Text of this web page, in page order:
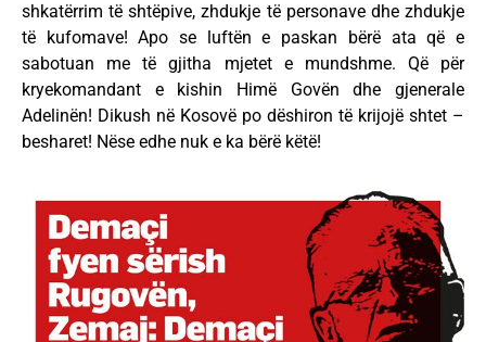
shkatërrim të shtëpive, zhdukje të personave dhe zhdukje
të kufomave! Apo se luftën e paskan bërë ata që e
sabotuan me të gjitha mjetet e mundshme. Që për
kryekomandant e kishin Himë Govën dhe gjenerale
Adelinën! Dikush në Kosovë po dëshiron të krijojë shtet –
besharet! Nëse edhe nuk e ka bërë këtë!